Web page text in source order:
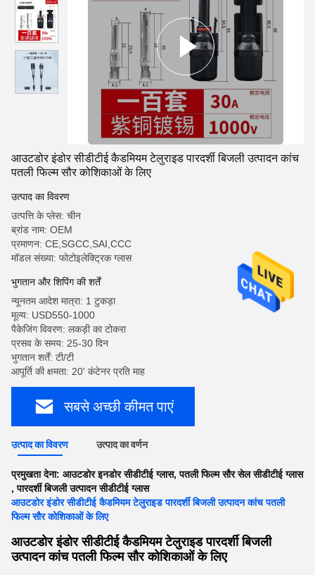
आउटडोर इंडोर सीडीटीई कैडमियम टेलुराइड पारदर्शी बिजली उत्पादन कांच
पतली फिल्म सौर कोशिकाओं के लिए
उत्पाद का विवरण
उत्पत्ति के प्लेस: चीन
ब्रांड नाम: OEM
प्रमाणन: CE,SGCC,SAI,CCC
मॉडल संख्या: फोटोइलेक्ट्रिक ग्लास
भुगतान और शिपिंग की शर्तें
न्यूनतम आदेश मात्रा: 1 टुकड़ा
मूल्य: USD550-1000
पैकेजिंग विवरण: लकड़ी का टोकरा
प्रसव के समय: 25-30 दिन
भुगतान शर्तें: टी/टी
आपूर्ति की क्षमता: 20' कंटेनर प्रति माह
सबसे अच्छी कीमत पाएं
उत्पाद का विवरण उत्पाद का वर्णन
प्रमुखता देना: आउटडोर इनडोर सीडीटीई ग्लास,पतली फिल्म सौर सेल सीडीटीई ग्लास
,पारदर्शी बिजली उत्पादन सीडीटीई ग्लास
आउटडोर इंडोर सीडीटीई कैडमियम टेलुराइड पारदर्शी बिजली उत्पादन कांच पतली
फिल्म सौर कोशिकाओं के लिए
आउटडोर इंडोर सीडीटीई कैडमियम टेलुराइड पारदर्शी बिजली
उत्पादन कांच पतली फिल्म सौर कोशिकाओं के लिए